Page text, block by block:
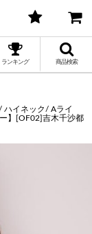
ランキング 商品検索
ハイネック/ Aライ
】[OF02]吉木千沙都